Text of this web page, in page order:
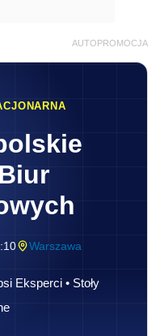
AUTOPROMOCJA
Warszawa
Eksperci • Stoły